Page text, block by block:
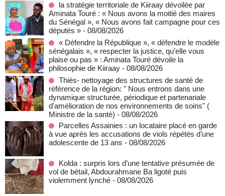
la stratégie territoriale de Kiiraay dévoilée par
Aminata Touré : « Nous avons la moitié des maires
du Sénégal », « Nous avons fait campagne pour ces
députés » - 08/08/2026
« Défendre la République », « défendre le modèle
sénégalais », « respecter la justice, qu’elle vous
plaise ou pas » : Aminata Touré dévoile la
philosophie de Kiiraay - 08/08/2026
Thiès- nettoyage des structures de santé de
référence de la région: " Nous entrons dans une
dynamique structurée, périodique et partenariale
d'amélioration de nos environnements de soins" (
Ministre de la santé) - 08/08/2026
Parcelles Assainies : un locataire placé en garde
à vue après les accusations de viols répétés d’une
adolescente de 13 ans - 08/08/2026
Kolda : surpris lors d’une tentative présumée de
vol de bétail, Abdourahmane Ba ligoté puis
violemment lynché - 08/08/2026